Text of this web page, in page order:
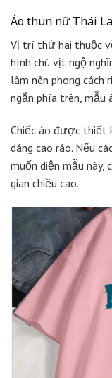
Áo thun nữ Thái
Vị trí thứ hai thuộc
hình chú vịt ngộ
làm nên phong cách
ngắn phía trên, mẫu
Chiếc áo được thiết
dáng cao ráo. Nếu
muốn diện mẫu này,
gian chiều cao.